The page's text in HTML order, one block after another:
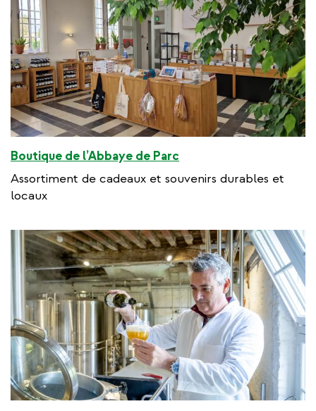
Boutique de l’Abbaye de Parc
Assortiment de cadeaux et souvenirs durables et
locaux